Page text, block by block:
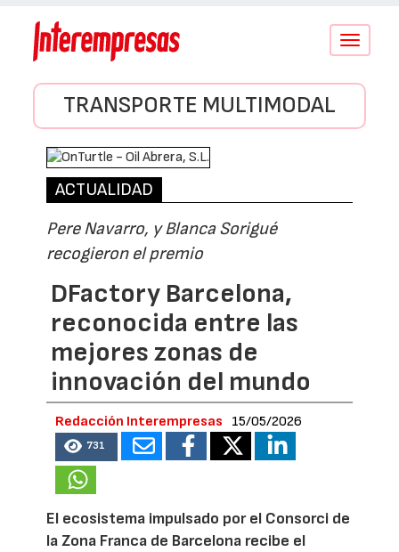
Conmutar
TRANSPORTE MULTIMODAL
ACTUALIDAD
Pere Navarro, y Blanca Sorigué
recogieron el premio
DFactory Barcelona,
reconocida entre las
mejores zonas de
innovación del mundo
Redacción Interempresas 15/05/2026
731
El ecosistema impulsado por el Consorci de
la Zona Franca de Barcelona recibe el